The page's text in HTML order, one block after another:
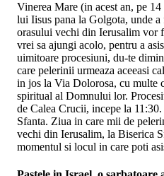
Vinerea Mare (in acest an, pe
lui Iisus pana la Golgota, unde
orasului vechi din Ierusalim vor
vrei sa ajungi acolo, pentru a
uimitoare procesiuni, du-te
care pelerinii urmeaza aceeasi
in jos la Via Dolorosa, cu multe
spiritual al Domnului lor.
de Calea Crucii, incepe la
Sfanta. Ziua in care mii de
vechi din Ierusalim, la Biserica
momentul si locul in care poti